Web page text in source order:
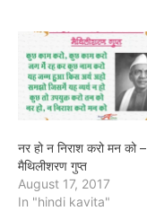
नर हो न निराश करो मन को –
मैथिलीशरण गुप्त
August 17, 2017
In "hindi kavita"